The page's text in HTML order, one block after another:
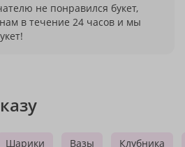
не понравился букет,
в течение 24 часов и мы
Шарики Вазы Клубника